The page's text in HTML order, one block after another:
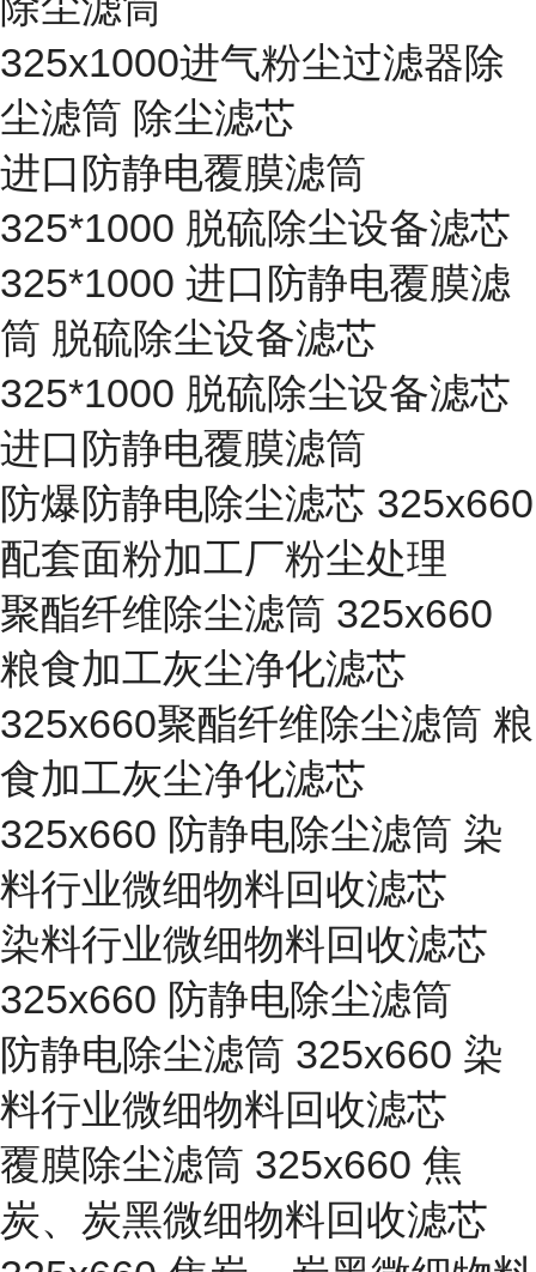
325x1000进气粉尘过滤器除
尘滤筒 除尘滤芯
进口防静电覆膜滤筒
325*1000 脱硫除尘设备滤芯
325*1000 进口防静电覆膜滤
筒 脱硫除尘设备滤芯
325*1000 脱硫除尘设备滤芯
进口防静电覆膜滤筒
防爆防静电除尘滤芯 325x660
配套面粉加工厂粉尘处理
聚酯纤维除尘滤筒 325x660
粮食加工灰尘净化滤芯
325x660聚酯纤维除尘滤筒 粮
食加工灰尘净化滤芯
325x660 防静电除尘滤筒 染
料行业微细物料回收滤芯
染料行业微细物料回收滤芯
325x660 防静电除尘滤筒
防静电除尘滤筒 325x660 染
料行业微细物料回收滤芯
覆膜除尘滤筒 325x660 焦
炭、炭黑微细物料回收滤芯